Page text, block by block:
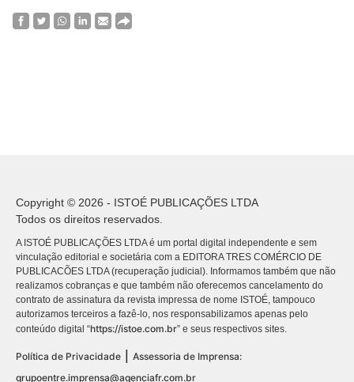
Copyright © 2026 - ISTOÉ PUBLICAÇÕES LTDA
Todos os direitos reservados.
A ISTOÉ PUBLICAÇÕES LTDA é um portal digital independente e sem
vinculação editorial e societária com a EDITORA TRES COMÉRCIO DE
PUBLICACÕES LTDA (recuperação judicial). Informamos também que não
realizamos cobranças e que também não oferecemos cancelamento do
contrato de assinatura da revista impressa de nome ISTOÉ, tampouco
autorizamos terceiros a fazê-lo, nos responsabilizamos apenas pelo
conteúdo digital “https://istoe.com.br” e seus respectivos sites.
Política de Privacidade | Assessoria de Imprensa:
grupoentre.imprensa@agenciafr.com.br